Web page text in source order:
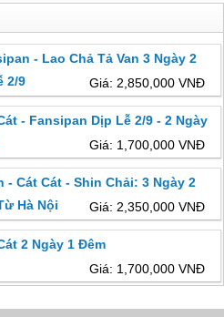
- Lao Chả Tả Van 3 Ngày 2
2/9
Giá: 2,850,000 VNĐ
- Fansipan Dịp Lễ 2/9 - 2 Ngày
Giá: 1,700,000 VNĐ
- Cát Cát - Shin Chải: 3 Ngày 2
Hà Nội
Giá: 2,350,000 VNĐ
2 Ngày 1 Đêm
Giá: 1,700,000 VNĐ